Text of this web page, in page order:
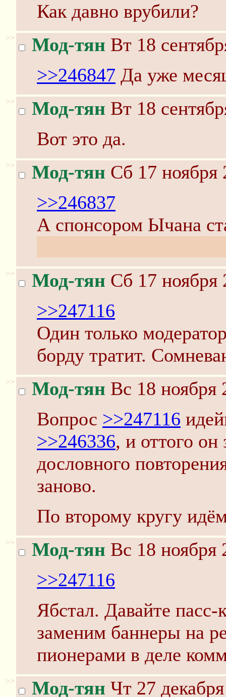
Как давно врубили?
>> Мод-тян Вт 18
>>246847 Да уже
>> Мод-тян Вт 18
Вот это да.
>> Мод-тян Сб 17 ноября
>>246837
А спонсором Ычана
>> Мод-тян Сб 17 ноября
>>247116
Один только
борду тратит.
>> Мод-тян Вс 18 ноября
Вопрос >>247116
>>246336, и оттого он
дословного
заново.
По второму кругу
>> Мод-тян Вс 18 ноября
>>247116
Ябстал. Давайте
заменим баннеры на
пионерами в деле
>> Мод-тян Чт 27